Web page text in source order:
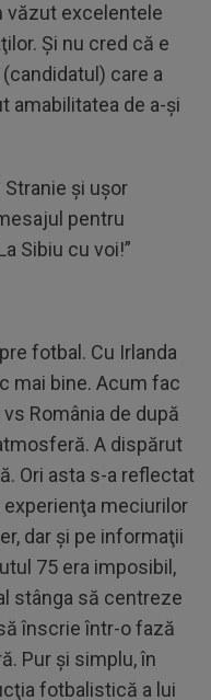
văzut excelentele
Şi nu cred că e
care a
amabilitatea de a-şi
Stranie şi uşor
pentru
Sibiu cu voi!”
fotbal. Cu Irlanda
mai bine. Acum fac
România de după
A dispărut
Ori asta s-a reflectat
experienţa meciurilor
dar şi pe informaţii
75 era imposibil,
stânga să centreze
înscrie într-o fază
Pur şi simplu, în
fotbalistică a lui